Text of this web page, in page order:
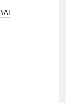
#AI